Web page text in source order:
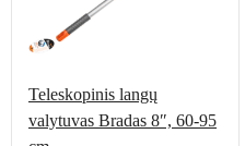
Teleskopinis langų
valytuvas Bradas 8″, 60-95